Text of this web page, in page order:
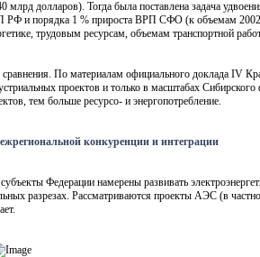
млрд долларов). Тогда была поставлена задача
и порядка 1 % прироста ВРП СФО (к объемам 2002-
трудовым ресурсам, объемам транспортной
По материалам официального доклада IV
проектов и только в масштабах
тем больше ресурсо- и энергопотребление.
конкуренции и интеграции
Федерации намерены развивать
разрезах. Рассматриваются проекты АЭС (в